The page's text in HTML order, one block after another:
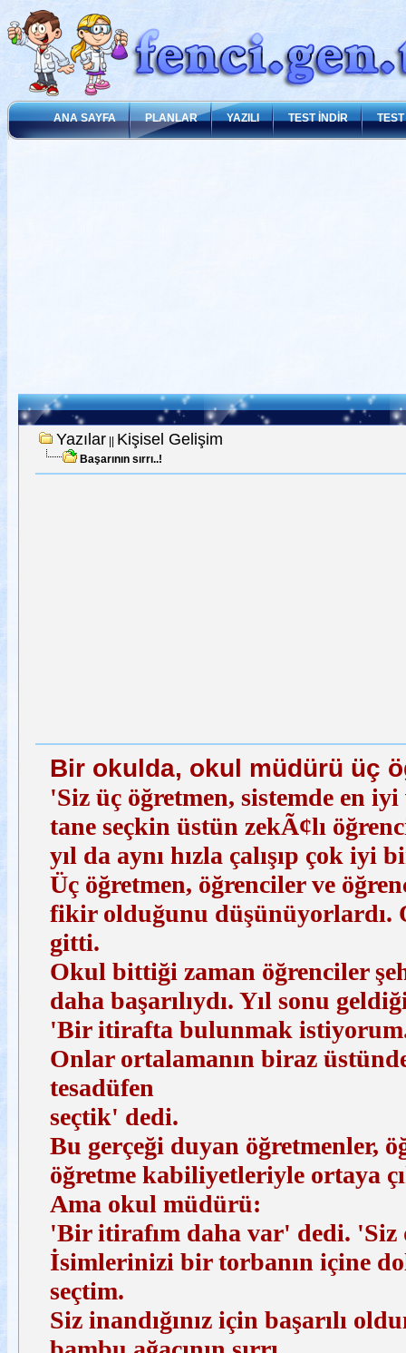
ANA SAYFA PLANLAR YAZILI TEST İNDİR
Yazılar|| Kişisel Gelişim
Başarının sırrı..!
Bir okulda, okul müdürü üç
'Siz üç öğretmen, sistemde en
tane seçkin üstün zekÃ¢lı
yıl da aynı hızla çalışıp çok
Üç öğretmen, öğrenciler ve
fikir olduğunu düşünüyorlardı.
gitti.
Okul bittiği zaman öğrenciler
daha başarılıydı. Yıl sonu
'Bir itirafta bulunmak
Onlar ortalamanın biraz
tesadüfen
seçtik' dedi.
Bu gerçeği duyan öğretmenler,
öğretme kabiliyetleriyle ortaya
Ama okul müdürü:
'Bir itirafım daha var' dedi. 'Siz
İsimlerinizi bir torbanın içine
seçtim.
Siz inandığınız için başarılı